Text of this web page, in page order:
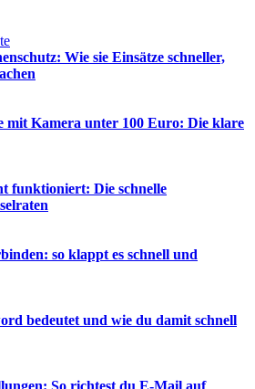
Wie sie Einsätze schneller,
mit Kamera unter 100 Euro: Die klare
funktioniert: Die schnelle
so klappt es schnell und
bedeutet und wie du damit schnell
So richtest du E-Mail auf